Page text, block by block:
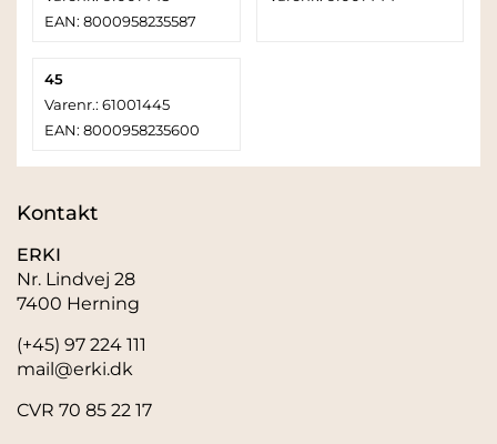
EAN: 8000958235587
45
Varenr.: 61001445
EAN: 8000958235600
Kontakt
ERKI
Nr. Lindvej 28
7400 Herning
(+45) 97 224 111
mail@erki.dk
CVR 70 85 22 17